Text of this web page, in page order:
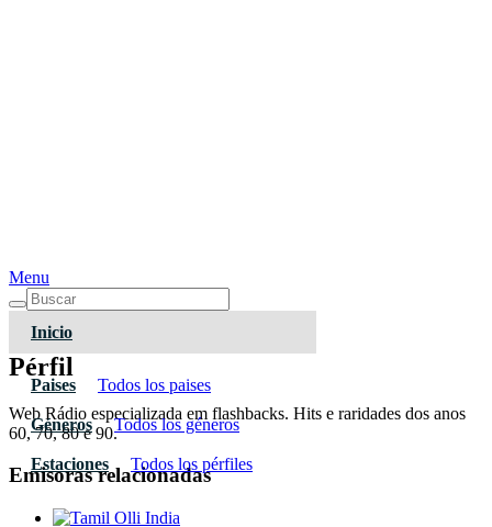
Menu
Inicio
Paises Todos los paises
Géneros Todos los géneros
Estaciones Todos los pérfiles
Pérfil
Web Rádio especializada em flashbacks. Hits e raridades dos anos
60, 70, 80 e 90.
Emisoras relacionadas